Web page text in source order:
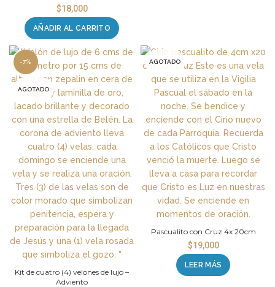
$18,000
AÑADIR AL CARRITO
-7%
AGOTADO
Kit de cuatro (4) velones de lujo –
Adviento
AGOTADO
Pascualito con Cruz 4x 20cm
$19,000
LEER MÁS